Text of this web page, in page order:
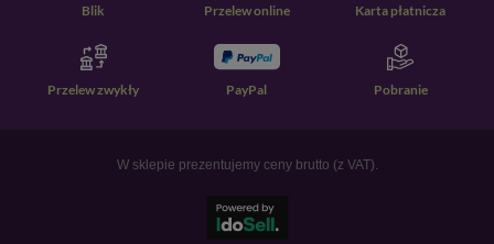
Blik Przelew online Karta płatnicza
Przelew zwykły PayPal Pobranie
W sklepie prezentujemy ceny brutto (z VAT).